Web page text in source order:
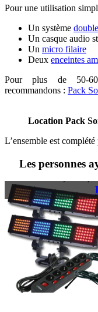
Pour une utilisation
Un système
Un casque audio
Un micro filaire
Deux enceintes
Pour plus de 50-
recommandons : Pack
Location Pack
L’ensemble est
Les personnes